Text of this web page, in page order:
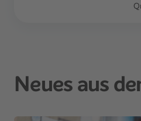
Neues aus